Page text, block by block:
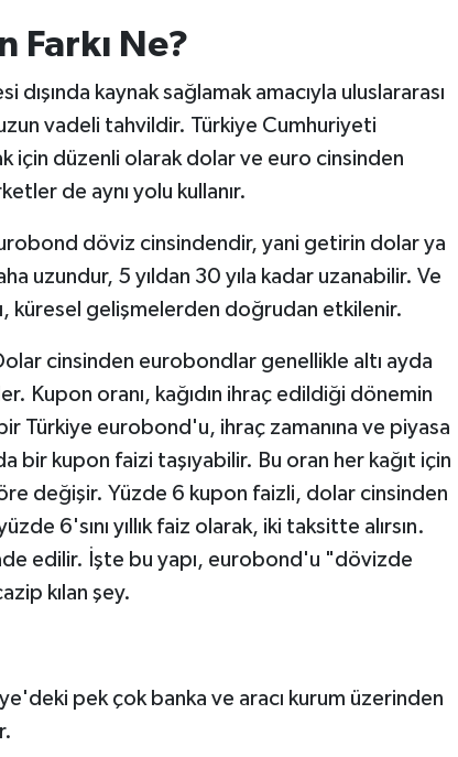
Farkı Ne?
kaynak sağlamak amacıyla uluslararası
vadeli tahvildir. Türkiye Cumhuriyeti
için düzenli olarak dolar ve euro cinsinden
de aynı yolu kullanır.
döviz cinsindendir, yani getirin dolar ya
uzundur, 5 yıldan 30 yıla kadar uzanabilir. Ve
küresel gelişmelerden doğrudan etkilenir.
cinsinden eurobondlar genellikle altı ayda
Kupon oranı, kağıdın ihraç edildiği dönemin
Türkiye eurobond'u, ihraç zamanına ve piyasa
bir kupon faizi taşıyabilir. Bu oran her kağıt için
değişir. Yüzde 6 kupon faizli, dolar cinsinden
6'sını yıllık faiz olarak, iki taksitte alırsın.
edilir. İşte bu yapı, eurobond'u "dövizde
kılan şey.
pek çok banka ve aracı kurum üzerinden